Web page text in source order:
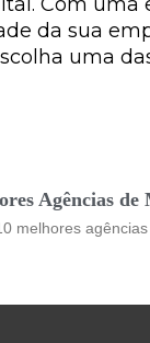
da sua
uma
Agências
melhores